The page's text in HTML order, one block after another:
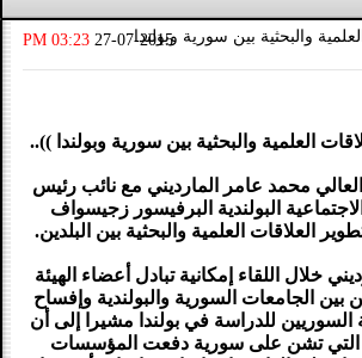
والبحثية بين سورية وبولندا27-07-2015
03:23 PM
العلمية والبحثية بين سورية وبولندا ))..
محمد عامر المارديني مع نائب رئيس
الاجتماعية البولندية البرفيسور زجيسواف
العلاقات العلمية والبحثية بين البلدين.
خلال اللقاء إمكانية تبادل أعضاء الهيئة
بين الجامعات السورية والبولندية وإفساح
السوريين للدراسة في بولندا مشيرا إلى أن
التي تشن على سورية دفعت المؤسسات